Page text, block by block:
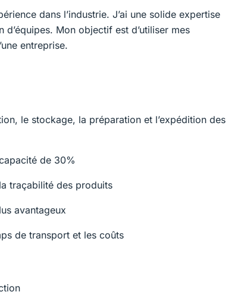
dans l’industrie. J’ai une solide expertise
Mon objectif est d’utiliser mes
entreprise.
le stockage, la préparation et l’expédition des
de 30%
traçabilité des produits
avantageux
de transport et les coûts